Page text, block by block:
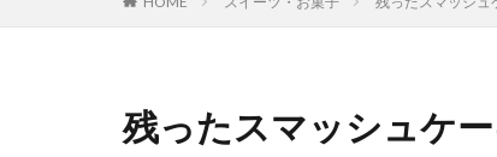
残ったスマッシュケ